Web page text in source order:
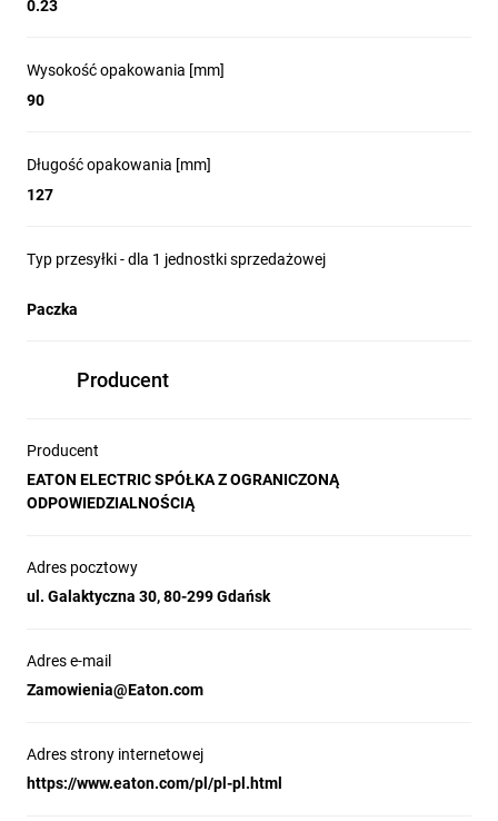
0.23
Wysokość opakowania [mm]
90
Długość opakowania [mm]
127
Typ przesyłki - dla 1 jednostki sprzedażowej
Paczka
Producent
Producent
EATON ELECTRIC SPÓŁKA Z OGRANICZONĄ
ODPOWIEDZIALNOŚCIĄ
Adres pocztowy
ul. Galaktyczna 30, 80-299 Gdańsk
Adres e-mail
Zamowienia@Eaton.com
Adres strony internetowej
https://www.eaton.com/pl/pl-pl.html